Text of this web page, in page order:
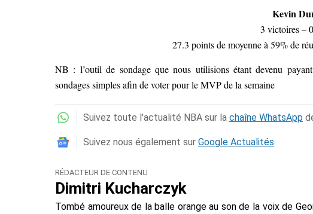
Kevin
3 victoires –
27.3 points de moyenne à 59% de
NB : l’outil de sondage que nous utilisions étant devenu
sondages simples afin de voter pour le MVP de la semaine
Suivez toute l'actualité NBA sur la chaîne WhatsApp
Suivez nous également sur Google Actualités
RÉDACTEUR DE CONTENU
Dimitri Kucharczyk
Tombé amoureux de la balle orange au son de la voix de